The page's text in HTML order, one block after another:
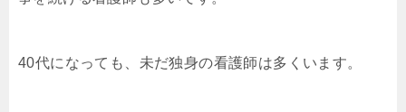
40代になっても、未だ独身の看護師は多くいます。